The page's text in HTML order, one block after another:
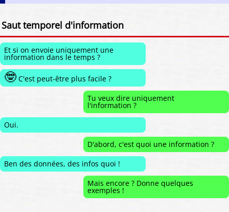
Saut temporel d'information
Et si on envoie uniquement une
information dans le temps ?
🤓 C'est peut-être plus facile ?
Tu veux dire uniquement
l'information ?
Oui.
D'abord, c'est quoi une information ?
Ben des données, des infos quoi !
Mais encore ? Donne quelques
exemples !